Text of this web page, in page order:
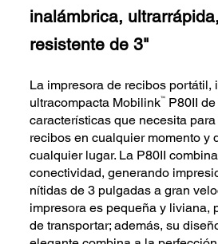
inalámbrica,
resistente de 3"
La impresora de recibos portátil,
ultracompacta Mobilink™
P80II
características que necesita
recibos en cualquier momento y
cualquier lugar. La P80II
conectividad, generando
nítidas de 3 pulgadas a gran
impresora es pequeña y liviana,
de transportar; además, su